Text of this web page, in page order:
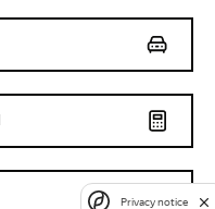
Privacy notice